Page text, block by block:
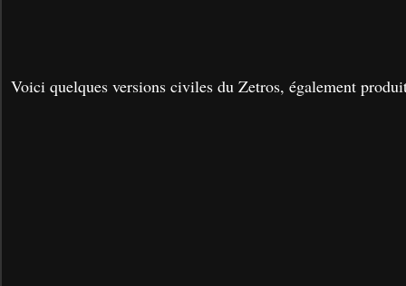
Voici quelques versions civiles du Zetros, également